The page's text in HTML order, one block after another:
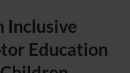
Inclusive
Education